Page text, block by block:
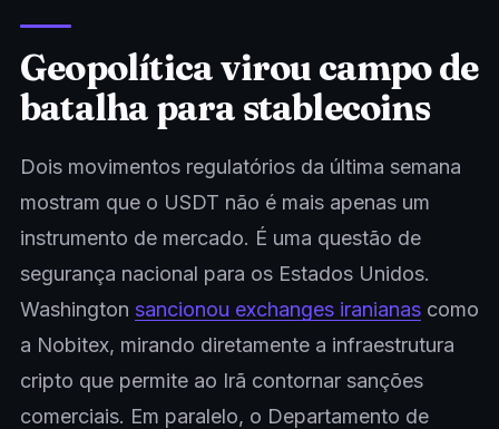
Geopolítica virou campo de
batalha para stablecoins
Dois movimentos regulatórios da última semana
mostram que o USDT não é mais apenas um
instrumento de mercado. É uma questão de
segurança nacional para os Estados Unidos.
Washington sancionou exchanges iranianas como
a Nobitex, mirando diretamente a infraestrutura
cripto que permite ao Irã contornar sanções
comerciais. Em paralelo, o Departamento de